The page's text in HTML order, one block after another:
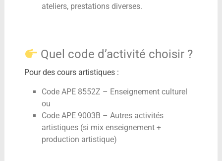
ateliers, prestations diverses.
Quel code d’activité choisir ?
Pour des cours artistiques :
Code APE 8552Z – Enseignement culturel
ou
Code APE 9003B – Autres activités
artistiques (si mix enseignement +
production artistique)